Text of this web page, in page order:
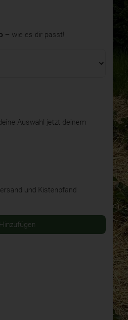
– wie es dir passt!
Auswahl jetzt deinem
und Kistenpfand
Hinzufügen